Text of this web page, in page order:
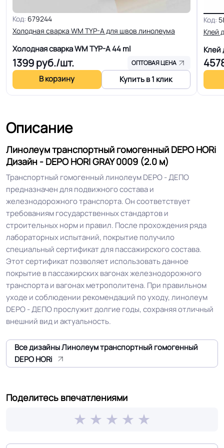
Класс горючести
КМ 2 по ФЗ 123 от 22.07.2008г, где
Класс 34/43 кл.
Группа истираемости Группа Т
коллекции
истирание
Защитный слой 2.00 мм (2000) мкм
Допуск изменения
рабочего слоя
+-10% мкм
Допуск изменения
линейных размеров
Доп. защита рабочего
слоя
PU Standard
противоскольжения
R9
Срок службы 15 лет
Код: 679244
Холодная сварка WM TYP-A для швов линолеума
Холодная сварка WM TYP-A44 ml
1399руб./шт. ОПТОВАЯ ЦЕНА
В корзину Купить в 1 клик
Код:
Клей
Клей
Описание
Линолеум транспортный гомогенный DEPO HORi
Дизайн - DEPO HORI GRAY 0009 (2.0 м)
Транспортный гомогенный линолеум DEPO - ДЕПО
предназначен для подвижного состава и
железнодорожного транспорта. Он соответствует
требованиям государственных стандартов и
строительных норм и правил. После прохождения ряда
лабораторных испытаний, покрытие получило
специальный сертификат для пассажирского состава.
Этот сертификат позволяет использовать данное
покрытие в пассажирских вагонах железнодорожного
транспорта и вагонах метрополитена. При правильном
уходе и соблюдении рекомендаций по уходу, линолеум
DEPO - ДЕПО прослужит долгие годы, сохраняя отличный
внешний вид и актуальность.
Все дизайны Линолеум транспортный гомогенный
DEPO HORi
Поделитесь впечатлениями